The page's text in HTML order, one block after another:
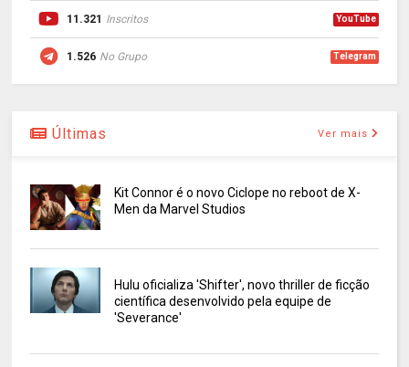
11.321 Inscritos YouTube
1.526 No Grupo Telegram
Últimas Ver mais
Kit Connor é o novo Ciclope no reboot de X-
Men da Marvel Studios
Hulu oficializa 'Shifter', novo thriller de ficção
científica desenvolvido pela equipe de
'Severance'